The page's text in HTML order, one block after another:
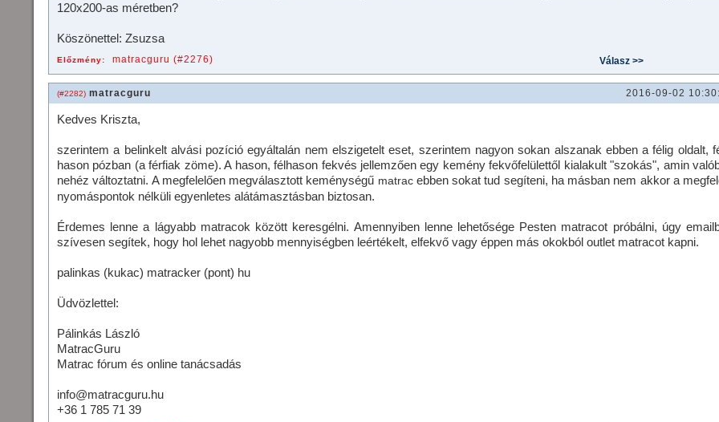
120x200-as méretben?
Köszönettel: Zsuzsa
Előzmény: matracguru (#2276)
(#2282) matracguru 2016-09-02
Kedves Kriszta,
szerintem a belinkelt alvási pozíció egyáltalán nem elszigetelt eset, szerintem nagyon sokan alszanak ebben a félig oldalt,
hason pózban (a férfiak zöme). A hason, félhason fekvés jellemzően egy kemény fekvőfelülettől kialakult "szokás", amin
nehéz változtatni. A megfelelően megválasztott keménységű matracebben sokat tud segíteni, ha másban nem akkor a
nyomáspontok nélküli egyenletes alátámasztásban biztosan.
Érdemes lenne a lágyabb matracok között keresgélni. Amennyiben lenne lehetősége Pesten matracot próbálni, úgy
szívesen segítek, hogy hol lehet nagyobb mennyiségben leértékelt, elfekvő vagy éppen más okokból outlet matracot kapni.
palinkas (kukac) matracker (pont) hu
Üdvözlettel:
Pálinkás László
MatracGuru
Matrac fórum és online tanácsadás
info@matracguru.hu
+36 1 785 71 39